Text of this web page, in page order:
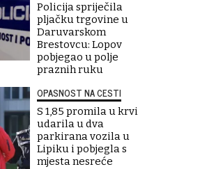
Policija spriječila
pljačku trgovine u
Daruvarskom
Brestovcu: Lopov
pobjegao u polje
praznih ruku
OPASNOST NA CESTI
S 1,85 promila u krvi
udarila u dva
parkirana vozila u
Lipiku i pobjegla s
mjesta nesreće